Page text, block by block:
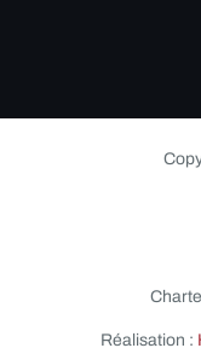
Réalisation :